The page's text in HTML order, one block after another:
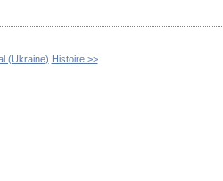
(Ukraine) Histoire >>